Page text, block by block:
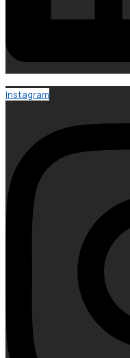
Instagram